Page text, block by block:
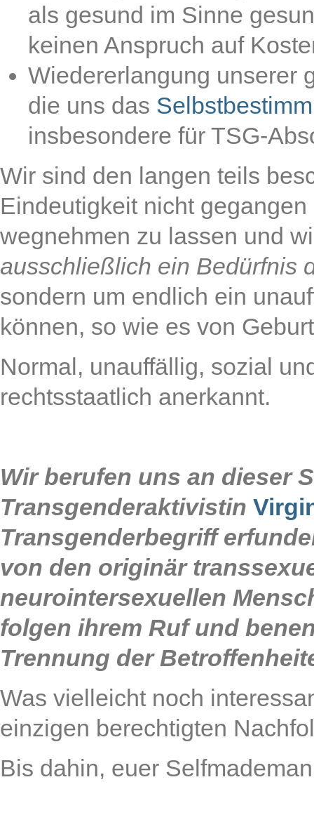
als gesund im Sinne
keinen Anspruch auf
Wiedererlangung unserer
die uns das
insbesondere für TSG-
Wir sind den langen teils
Eindeutigkeit nicht
wegnehmen zu lassen und
ausschließlich ein Bedürfnis
sondern um endlich ein
können, so wie es von
Normal, unauffällig, sozial
rechtsstaatlich anerkannt.
Wir berufen uns an dieser
Transgenderaktivistin
Transgenderbegriff
von den originär
neurointersexuellen
folgen ihrem Ruf und
Trennung der
Was vielleicht noch
einzigen berechtigten
Bis dahin, euer Selfmademan